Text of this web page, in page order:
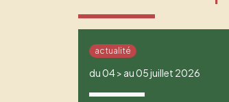
actualité
du 04 > au 05 juillet 2026